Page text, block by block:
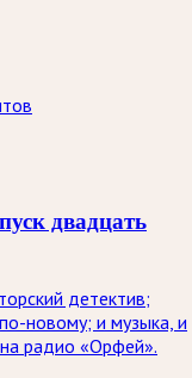
двадцать
детектив;
новому; и музыка, и
радио «Орфей».